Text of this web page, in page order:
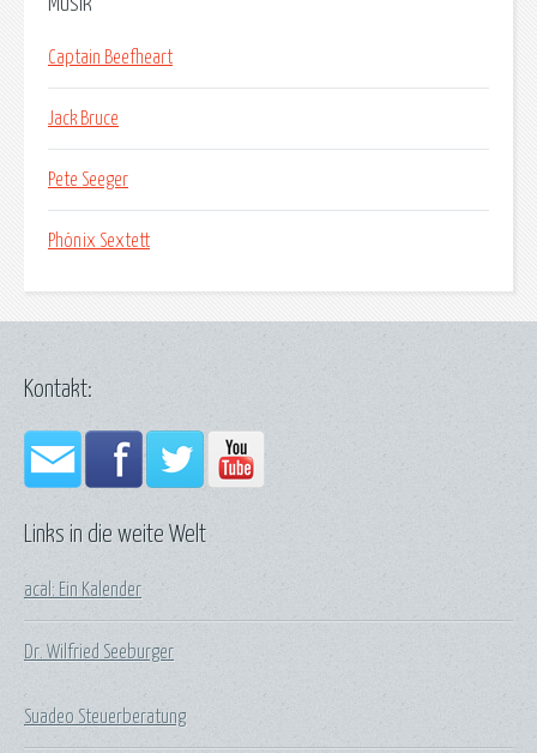
Captain Beefheart
Jack Bruce
Pete Seeger
Phönix Sextett
Links in die weite Welt
acal: Ein Kalender
Dr. Wilfried Seeburger
Suadeo Steuerberatung
Kontakt: